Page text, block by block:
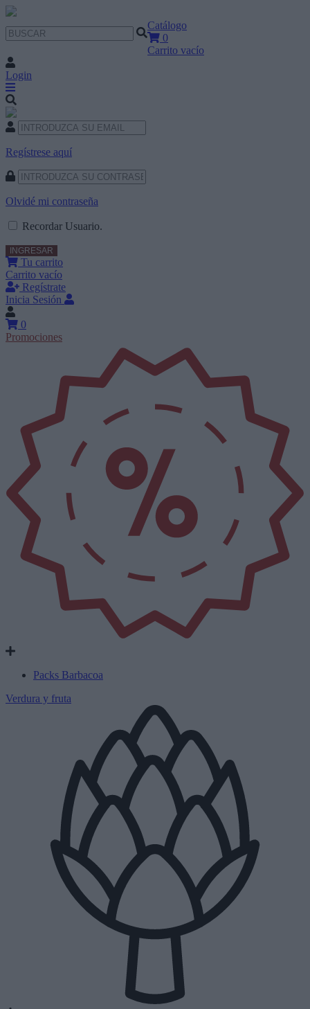
Catálogo
0
Carrito vacío
Login
Regístrese aquí
Olvidé mi contraseña
Recordar Usuario.
Tu carrito
Carrito vacío
Regístrate
Inicia Sesión
0
Promociones
Packs Barbacoa
Verdura y fruta